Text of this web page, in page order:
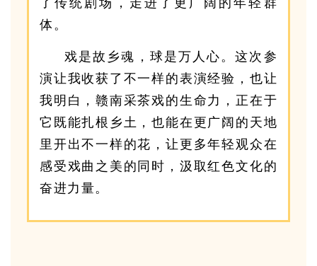
了传统剧场，走进了更广阔的年轻群
体。
戏是故乡魂，球是万人心。这次参
演让我收获了不一样的表演经验，也让
我明白，赣南采茶戏的生命力，正在于
它既能扎根乡土，也能在更广阔的天地
里开出不一样的花，让更多年轻观众在
感受戏曲之美的同时，汲取红色文化的
奋进力量。